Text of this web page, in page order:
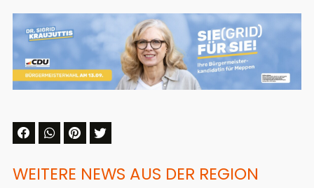
WEITERE NEWS AUS DER REGION